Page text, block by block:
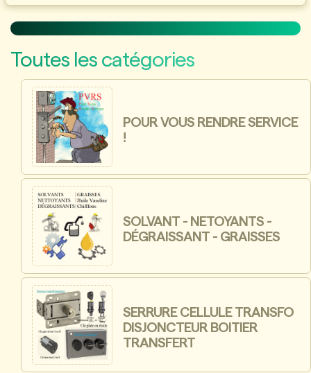
Toutes les catégories
POUR VOUS RENDRE SERVICE
!
SOLVANT - NETOYANTS -
DÉGRAISSANT - GRAISSES
SERRURE CELLULE TRANSFO
DISJONCTEUR BOITIER
TRANSFERT